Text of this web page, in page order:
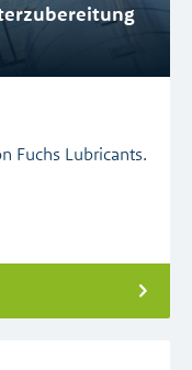
Fuchs Lubricants.